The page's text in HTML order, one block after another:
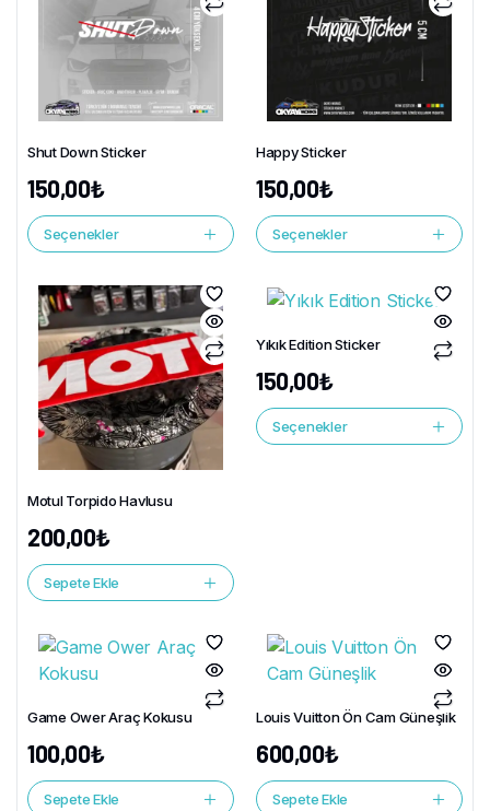
Shut Down Sticker
150,00₺
Seçenekler
Happy Sticker
150,00₺
Seçenekler
Motul Torpido Havlusu
200,00₺
Sepete Ekle
Yıkık Edition Sticker
150,00₺
Seçenekler
Game Ower Araç Kokusu
100,00₺
Sepete Ekle
Louis Vuitton Ön Cam Güneşlik
600,00₺
Sepete Ekle